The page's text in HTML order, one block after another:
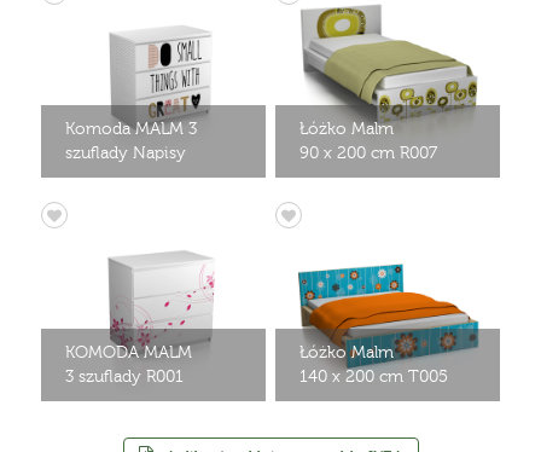
Komoda MALM 3
szuflady Napisy
Łóżko Malm
90 x 200 cm R007
KOMODA MALM
3 szuflady R001
Łóżko Malm
140 x 200 cm T005